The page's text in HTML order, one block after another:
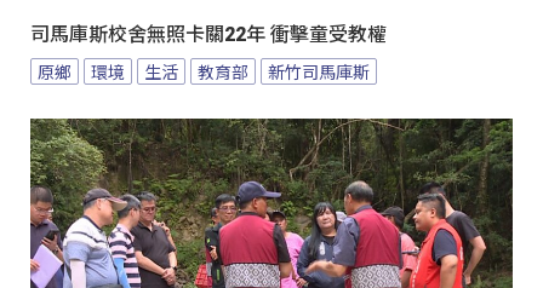
司馬庫斯校舍無照卡關22年 衝擊童受教權
原鄉 環境 生活 教育部 新竹司馬庫斯